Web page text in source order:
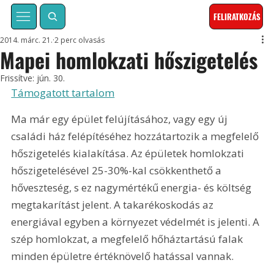
FELIRATKOZÁS
Mapei homlokzati hőszigetelés
2014. márc. 21. 2 perc olvasás
Frissítve: jún. 30.
Támogatott tartalom
Ma már egy épület felújításához, vagy egy új
családi ház felépítéséhez hozzátartozik a megfelelő
hőszigetelés kialakítása. Az épületek homlokzati
hőszigetelésével 25-30%-kal csökkenthető a
hőveszteség, s ez nagymértékű energia- és költség
megtakarítást jelent. A takarékoskodás az
energiával egyben a környezet védelmét is jelenti. A
szép homlokzat, a megfelelő hőháztartású falak
minden épületre értéknövelő hatással vannak.